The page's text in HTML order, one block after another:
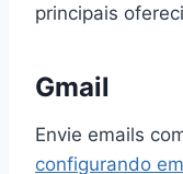
principais
Gmail
Envie emails
configurando